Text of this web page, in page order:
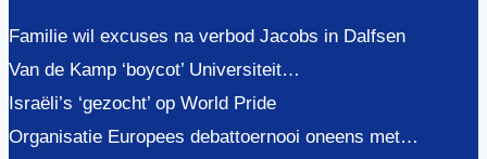
Familie wil excuses na verbod Jacobs in Dalfsen
Van de Kamp ‘boycot’ Universiteit…
Israëli’s ‘gezocht’ op World Pride
Organisatie Europees debattoernooi oneens met…